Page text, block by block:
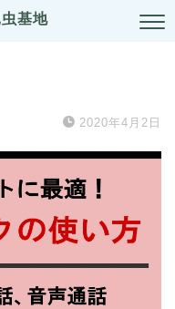
基地
2020年4月2日